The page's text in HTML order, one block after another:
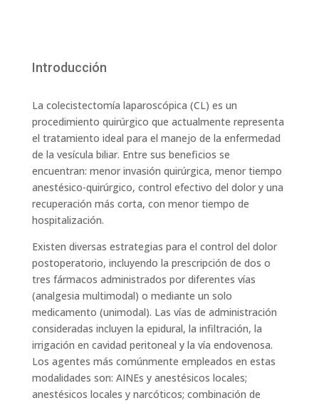
Introducción
La colecistectomía laparoscópica (CL) es un
procedimiento quirúrgico que actualmente representa
el tratamiento ideal para el manejo de la enfermedad
de la vesícula biliar. Entre sus beneficios se
encuentran: menor invasión quirúrgica, menor tiempo
anestésico-quirúrgico, control efectivo del dolor y una
recuperación más corta, con menor tiempo de
hospitalización.
Existen diversas estrategias para el control del dolor
postoperatorio, incluyendo la prescripción de dos o
tres fármacos administrados por diferentes vías
(analgesia multimodal) o mediante un solo
medicamento (unimodal). Las vías de administración
consideradas incluyen la epidural, la infiltración, la
irrigación en cavidad peritoneal y la vía endovenosa.
Los agentes más comúnmente empleados en estas
modalidades son: AINEs y anestésicos locales;
anestésicos locales y narcóticos; combinación de